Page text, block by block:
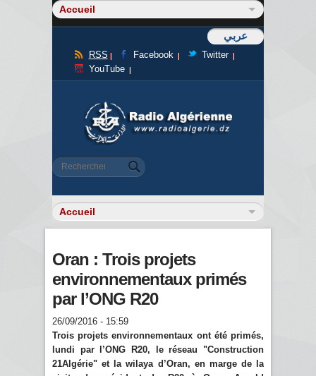
عربي
RSS Facebook
Twitter
YouTube
Formulaire de recherche
Rechercher
Oran : Trois projets
environnementaux primés
par l’ONG R20
26/09/2016 - 15:59
Trois projets environnementaux ont été primés,
lundi par l’ONG R20, le réseau "Construction
21Algérie" et la wilaya d’Oran, en marge de la